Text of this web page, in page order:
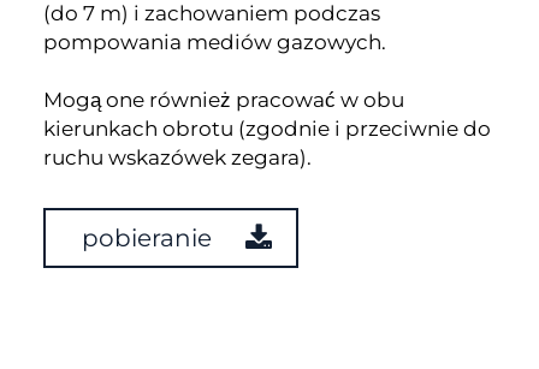
(do 7 m) i zachowaniem podczas
pompowania mediów gazowych.
Mogą one również pracować w obu
kierunkach obrotu (zgodnie i przeciwnie do
ruchu wskazówek zegara).
pobieranie